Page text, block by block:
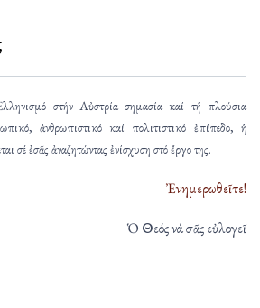
στήν Αὐστρία σημασία καί τή πλούσια
ἀνθρωπιστικό καί πολιτιστικό ἐπίπεδο, ἡ
σέ ἐσᾶς ἀναζητώντας ἐνίσχυση στό ἔργο της.
Ἐνημερωθεῖτε!
Ὁ Θεός νά σᾶς εὐλογεῖ